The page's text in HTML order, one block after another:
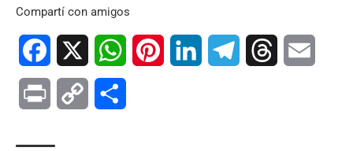
Compartí con amigos
Facebook WhatsAppPinterest LinkedIn TelegramThreads
Print Copy